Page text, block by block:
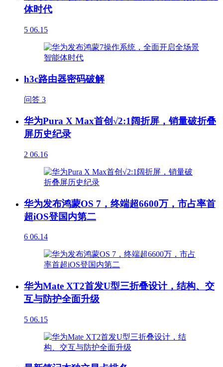
体时代
5 06.15
h3c路由器密码破解
问答 3
华为Pura X Max首创√2:1阔折屏，销量破折叠
屏历史纪录
2 06.16
华为发布鸿蒙OS 7，终端超6600万，市占率首
超iOS登国内第二
6 06.14
华为Mate XT2首发U型三折叠设计，结构、交
互与防护全面升级
5 06.15